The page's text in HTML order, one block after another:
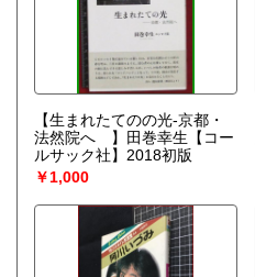
【生まれたてのの光-京都・
法然院へ 】田巻幸生【コー
ルサック社】2018初版
￥1,000